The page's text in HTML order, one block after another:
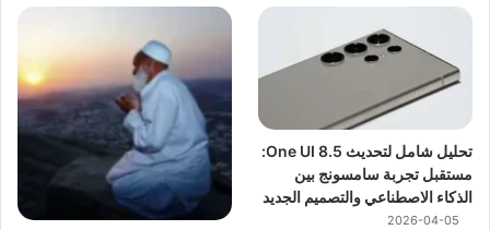
تحليل شامل لتحديث One UI 8.5:
مستقبل تجربة سامسونج بين
الذكاء الاصطناعي والتصميم الجديد
2026-04-05